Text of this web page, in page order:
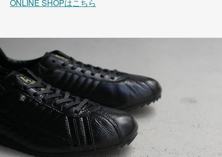
ONLINE SHOPはこちら